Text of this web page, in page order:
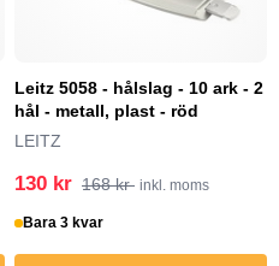
Leitz 5058 - hålslag - 10 ark - 2
hål - metall, plast - röd
LEITZ
130 kr 168 kr inkl. moms
Bara 3 kvar